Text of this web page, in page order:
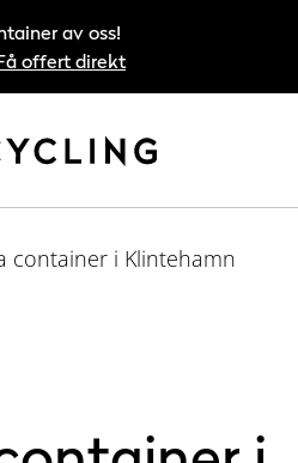
av oss!
offert direkt
container i Klintehamn